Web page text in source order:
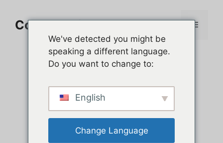
contenuComment jouer sur PC Menu
We've detected you might be
speaking a different language.
Do you want to change to:
English
Change Language